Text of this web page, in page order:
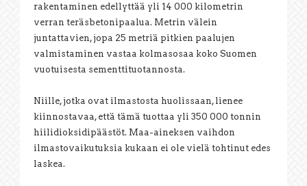
rakentaminen edellyttää yli 14 000 kilometrin
verran teräsbetonipaalua. Metrin välein
juntattavien, jopa 25 metriä pitkien paalujen
valmistaminen vastaa kolmasosaa koko Suomen
vuotuisesta sementtituotannosta.
Niille, jotka ovat ilmastosta huolissaan, lienee
kiinnostavaa, että tämä tuottaa yli 350 000 tonnin
hiilidioksidipäästöt. Maa-aineksen vaihdon
ilmastovaikutuksia kukaan ei ole vielä tohtinut edes
laskea.